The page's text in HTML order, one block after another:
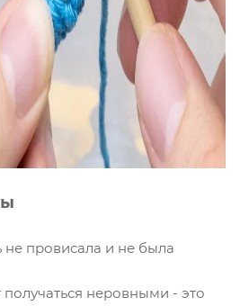
не провисала и не была
получаться неровными - это